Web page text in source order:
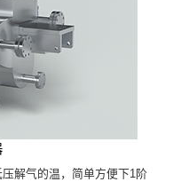
解气的温，简单方便下1阶